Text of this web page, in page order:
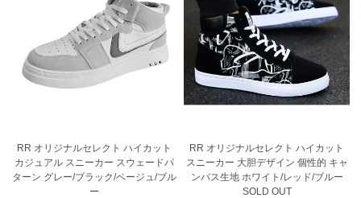
RR オリジナルセレクト ハイカット
カジュアル スニーカー スウェードパ
ターン グレー/ブラック/ベージュ/ブル
ー
RR オリジナルセレクト ハイカット
スニーカー 大胆デザイン 個性的 キャ
ンバス生地 ホワイト/レッド/ブルー
SOLD OUT